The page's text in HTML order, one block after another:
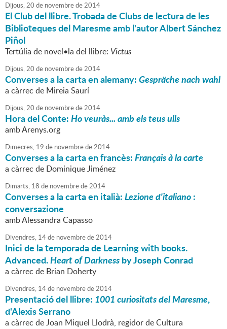
Dijous,20 de novembrede2014
El Club del llibre. Trobada de Clubs de lectura de les
Biblioteques del Maresme amb l'autor Albert Sánchez
Piñol
Tertúlia de novel•la del llibre: Victus
Dijous,20 de novembrede2014
Converses a la carta en alemany:Gespräche nach wahl
a càrrec de Mireia Saurí
Dijous,20 de novembrede2014
Hora del Conte:Ho veuràs... amb els teus ulls
amb Arenys.org
Dimecres, 19 de novembrede2014
Converses a la carta en francès:Français à la carte
a càrrec de Dominique Jiménez
Dimarts, 18 de novembrede2014
Converses a la carta en italià:Lezione d'italiano:
conversazione
amb Alessandra Capasso
Divendres, 14de novembrede2014
Inici de la temporada de Learning with books.
Advanced.Heart of Darknessby Joseph Conrad
a càrrec de Brian Doherty
Divendres, 14de novembrede2014
Presentació del llibre: 1001 curiositats del Maresme,
d'Alexis Serrano
a càrrec de Joan Miquel Llodrà, regidor de Cultura